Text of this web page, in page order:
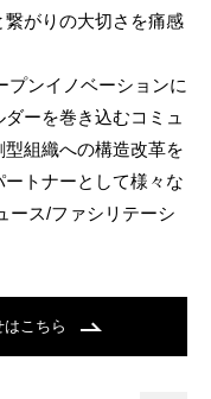
がりの大切さを痛感
プンイノベーションに
ーを巻き込むコミュ
組織への構造改革を
トナーとして様々な
ース/ファシリテーシ
こちら